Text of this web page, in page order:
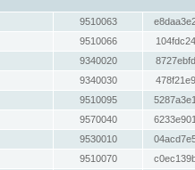
9510063
9510066
9340020
9340030
9510095
9570040
9530010
9510070